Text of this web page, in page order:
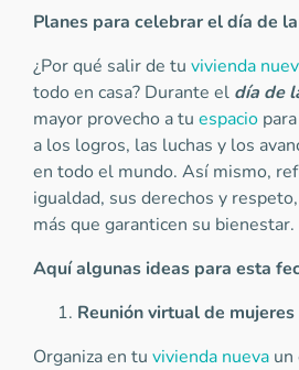
Planes para celebrar el día de
¿Por qué salir de tu vivienda
todo en casa? Durante el día de
mayor provecho a tu espacio
a los logros, las luchas y los
en todo el mundo. Así mismo,
igualdad, sus derechos y
más que garanticen su bienestar.
Aquí algunas ideas para esta
Reunión virtual de
Organiza en tu vivienda nueva un